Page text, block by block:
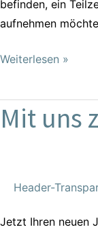
befinden, ein
aufnehmen
Weiterlesen »
Mit uns
Header-
Jetzt Ihren neuen
Mit
uns